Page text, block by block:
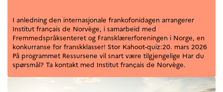
I anledning den internasjonale frankofonidagen arrangerer
Institut français de Norvège, i samarbeid med
Fremmedspråksenteret og Fransklærerforeningen i Norge, en
konkurranse for franskklasser! Stor Kahoot-quiz:20. mars 2026
På programmet Ressursene vil snart være tilgjengelige Har du
spørsmål? Ta kontakt med Institut français de Norvège.